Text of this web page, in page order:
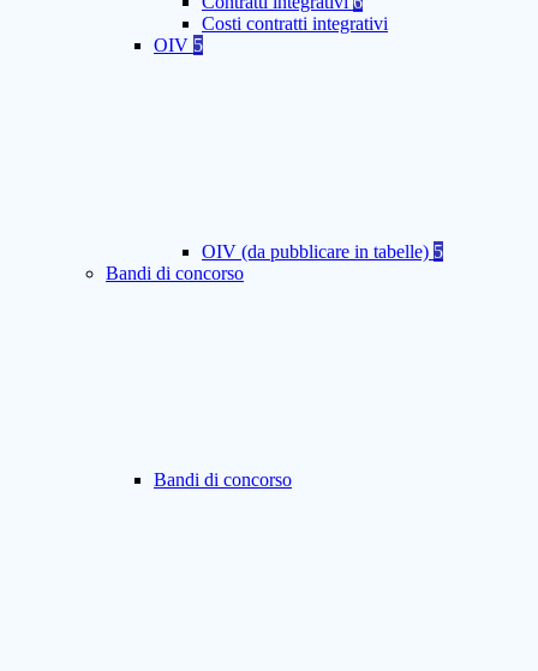
Costi contratti integrativi
OIV 5
OIV (da pubblicare in tabelle) 5
Bandi di concorso
Bandi di concorso